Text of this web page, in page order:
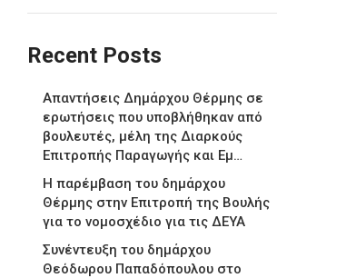
Recent Posts
Απαντήσεις Δημάρχου Θέρμης σε
ερωτήσεις που υποβλήθηκαν από
βουλευτές, μέλη της Διαρκούς
Επιτροπής Παραγωγής και Εμ…
Η παρέμβαση του δημάρχου
Θέρμης στην Επιτροπή της Βουλής
για το νομοσχέδιο για τις ΔΕΥΑ
Συνέντευξη του δημάρχου
Θεόδωρου Παπαδόπουλου στο